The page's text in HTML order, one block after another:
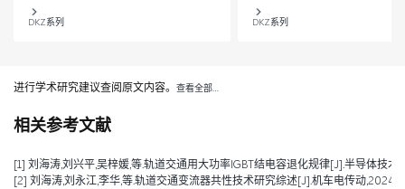
DKZ系列 DKZ系列
进行学术研究建议查阅原文内容。 查看全部…
相关参考文献
[1] 刘海涛,刘兴平,吴梓媛,等.轨道交通用大功率IGBT结电容退化规律[J].半导体技
[2] 刘海涛,刘永江,李华,等.轨道交通变流器共性技术研究综述[J].机车电传动